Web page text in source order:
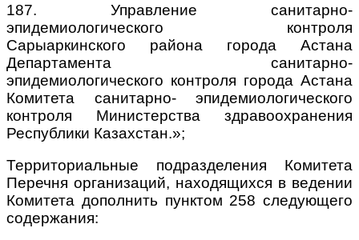
187. Управление санитарно-
эпидемиологического контроля
Сарыаркинского района города Астана
Департамента санитарно-
эпидемиологического контроля города Астана
Комитета санитарно- эпидемиологического
контроля Министерства здравоохранения
Республики Казахстан.»;
Территориальные подразделения Комитета
Перечня организаций, находящихся в ведении
Комитета дополнить пунктом 258 следующего
содержания: